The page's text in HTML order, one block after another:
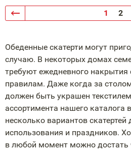
1 2
Обеденные скатерти могут
случаю. В некоторых домах
требуют ежедневного накрытия
правилам. Даже когда за
должен быть украшен
ассортимента нашего каталога
несколько вариантов скатертей
использования и праздников.
в любой момент можно